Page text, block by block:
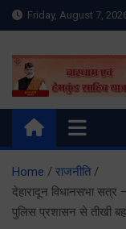
Skip
to
Friday, August 7,
Meru
News |
meruraibar.com
Home
राजनीति
देहारादून विधानसभा सत्र
पुलिस प्रशासन से तीखी